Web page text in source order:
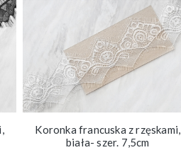
Koronka francuska z rzęskami,
biała- szer. 7,5cm